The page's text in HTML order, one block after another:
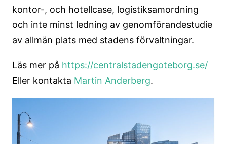
kontor-, och hotellcase, logistiksamordning
och inte minst ledning av genomförandestudie
av allmän plats med stadens förvaltningar.
Läs mer på https://centralstadengoteborg.se/
Eller kontakta Martin Anderberg.